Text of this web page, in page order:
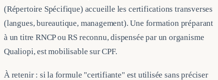
(Répertoire Spécifique) accueille les certifications transverses
(langues, bureautique, management). Une formation préparant
à un titre RNCP ou RS reconnu, dispensée par un organisme
Qualiopi, est mobilisable sur CPF.
À retenir : si la formule "certifiante" est utilisée sans préciser